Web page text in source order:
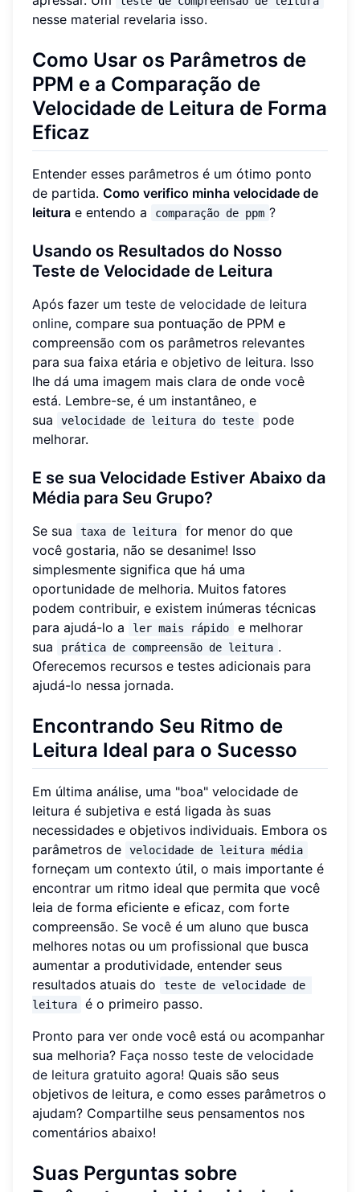
nesse material revelaria isso.
Como Usar os Parâmetros de
PPM e a Comparação de
Velocidade de Leitura de Forma
Eficaz
Entender esses parâmetros é um ótimo ponto
de partida. Como verifico minha velocidade de
leitura e entendo a comparação de ppm ?
Usando os Resultados do Nosso
Teste de Velocidade de Leitura
Após fazer um teste de velocidade de leitura
online, compare sua pontuação de PPM e
compreensão com os parâmetros relevantes
para sua faixa etária e objetivo de leitura. Isso
lhe dá uma imagem mais clara de onde você
está. Lembre-se, é um instantâneo, e
sua
velocidade de leitura do teste
pode
melhorar.
E se sua Velocidade Estiver Abaixo da
Média para Seu Grupo?
Se sua taxa de leitura
for menor do que
você gostaria, não se desanime! Isso
simplesmente significa que há uma
oportunidade de melhoria. Muitos fatores
podem contribuir, e existem inúmeras técnicas
para ajudá-lo a
ler mais rápido
e melhorar
sua
prática de compreensão de leitura .
Oferecemos recursos e testes adicionais para
ajudá-lo nessa jornada.
Encontrando Seu Ritmo de
Leitura Ideal para o Sucesso
Em última análise, uma "boa" velocidade de
leitura é subjetiva e está ligada às suas
necessidades e objetivos individuais. Embora os
parâmetros de
velocidade de leitura média
forneçam um contexto útil, o mais importante é
encontrar um ritmo ideal que permita que você
leia de forma eficiente e eficaz, com forte
compreensão. Se você é um aluno que busca
melhores notas ou um profissional que busca
aumentar a produtividade, entender seus
resultados atuais do
teste de velocidade de
leitura
é o primeiro passo.
Pronto para ver onde você está ou acompanhar
sua melhoria? Faça nosso teste de velocidade
de leitura gratuito agora! Quais são seus
objetivos de leitura, e como esses parâmetros o
ajudam? Compartilhe seus pensamentos nos
comentários abaixo!
Suas Perguntas sobre